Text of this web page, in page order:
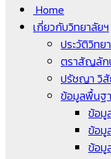
Home
เกี่ยวกับวิทยาลัยฯ
ประวัติวิทย
ตราสัญลัก
ปรัชญา วิ
ข้อมูลพื้นฐ
ข้อมู
ข้อมู
ข้อมู